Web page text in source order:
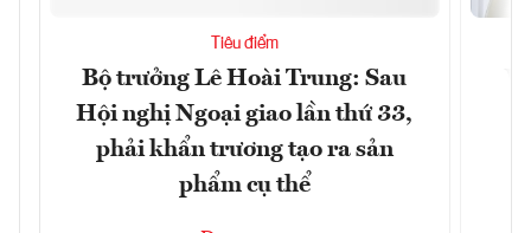
Bộ trưởng Lê Hoài Trung: Sau
Hội nghị Ngoại giao lần thứ 33,
phải khẩn trương tạo ra sản
phẩm cụ thể